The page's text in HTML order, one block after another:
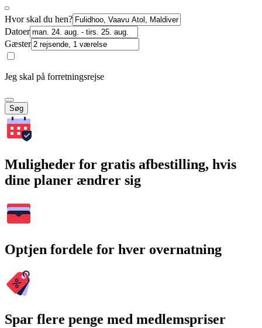
Hvor skal du hen?
Datoer
Gæster
Jeg skal på forretningsrejse
Søg
Muligheder for gratis afbestilling, hvis
dine planer ændrer sig
Optjen fordele for hver overnatning
Spar flere penge med medlemspriser